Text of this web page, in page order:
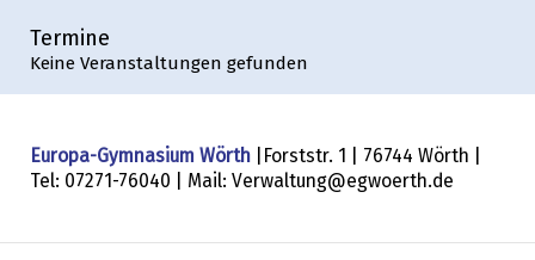
Termine
Keine Veranstaltungen gefunden
Europa-Gymnasium Wörth |Forststr. 1 | 76744 Wörth |
Tel: 07271-76040 | Mail: Verwaltung@egwoerth.de